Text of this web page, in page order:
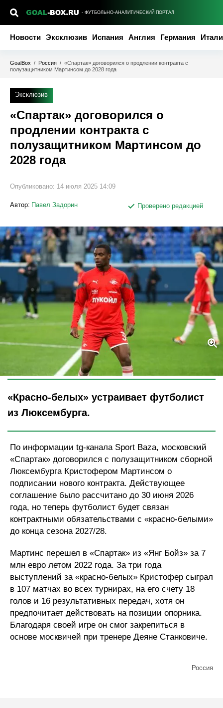
- ФУТБОЛЬНО-АНАЛИТИЧЕСКИЙ ПОРТАЛ
Новости Эксклюзив Испания Англия Германия
GoalBox / Россия / «Спартак» договорился о продлении контракта с
полузащитником Мартинсом до 2028 года
Эксклюзив
«Спартак» договорился о
продлении контракта с
полузащитником Мартинсом до
2028 года
Опубликовано: 14 июля 2025 14:09
Автор: Павел Задорин Проверено редакцией
Legion-Media
«Красно-белых» устраивает футболист
из Люксембурга.
По информации tg-канала Sport Baza, московский
«Спартак» договорился с полузащитником сборной
Люксембурга Кристофером Мартинсом о
подписании нового контракта. Действующее
соглашение было рассчитано до 30 июня 2026
года, но теперь футболист будет связан
контрактными обязательствами с «красно-белыми»
до конца сезона 2027/28.
Мартинс перешел в «Спартак» из «Янг Бойз» за 7
млн евро летом 2022 года. За три года
выступлений за «красно-белых» Кристофер сыграл
в 107 матчах во всех турнирах, на его счету 18
голов и 16 результативных передач, хотя он
предпочитает действовать на позиции опорника.
Благодаря своей игре он смог закрепиться в
основе москвичей при тренере Деяне Станковиче.
Россия